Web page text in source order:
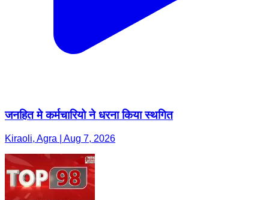
जनहित मे कर्मचारियो ने धरना किया स्थगित